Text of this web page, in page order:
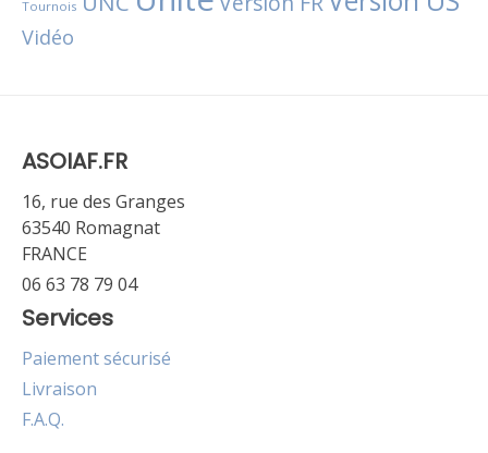
Tournois
Vidéo
ASOIAF.FR
16, rue des Granges
63540 Romagnat
FRANCE
06 63 78 79 04
Services
Paiement sécurisé
Livraison
F.A.Q.